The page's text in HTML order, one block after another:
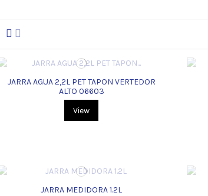
JARRA AGUA 2,2L PET TAPON VERTEDOR
ALTO 06603
View
JARRA MEDIDORA 1.2L